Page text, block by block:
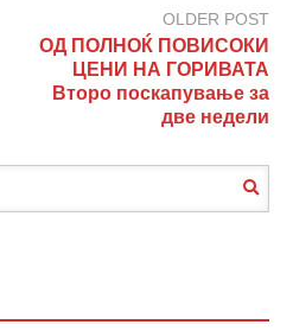
OLDER POST
ОД ПОЛНОЌ ПОВИСОКИ
ЦЕНИ НА ГОРИВАТА
Второ поскапување за
две недели